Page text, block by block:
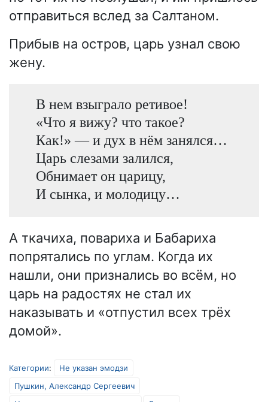
отправиться вслед за Салтаном.
Прибыв на остров, царь узнал свою
жену.
В нем взыграло ретивое!
«Что я вижу? что такое?
Как!» — и дух в нём занялся…
Царь слезами залился,
Обнимает он царицу,
И сынка, и молодицу…
А ткачиха, повариха и Бабариха
попрятались по углам. Когда их
нашли, они признались во всём, но
царь на радостях не стал их
наказывать и «отпустил всех трёх
домой».
Категории:
Не указан эмодзи
Пушкин, Александр Сергеевич